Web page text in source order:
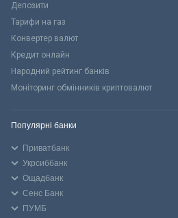
Депозити
Тарифи на газ
Конвертер валют
Кредит онлайн
Народний рейтинг банків
Моніторинг обмінників криптовалют
Популярні банки
Приватбанк
Укрсиббанк
Ощадбанк
Сенс Банк
ПУМБ